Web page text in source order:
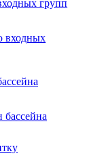
входных